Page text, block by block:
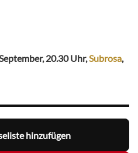
20.30 Uhr,Subrosa,
hinzufügen